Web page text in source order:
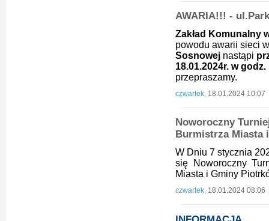
AWARIA!!! -
Zakład Komunalny
powodu awarii sieci
Sosnowej nastąpi
18.01.2024r. w godz.
przepraszamy.
czwartek, 18.01.2024 10:07
Noworoczny
Burmistrza
W Dniu 7 stycznia
się Noworoczny
Miasta i Gminy
czwartek, 18.01.2024 08:06